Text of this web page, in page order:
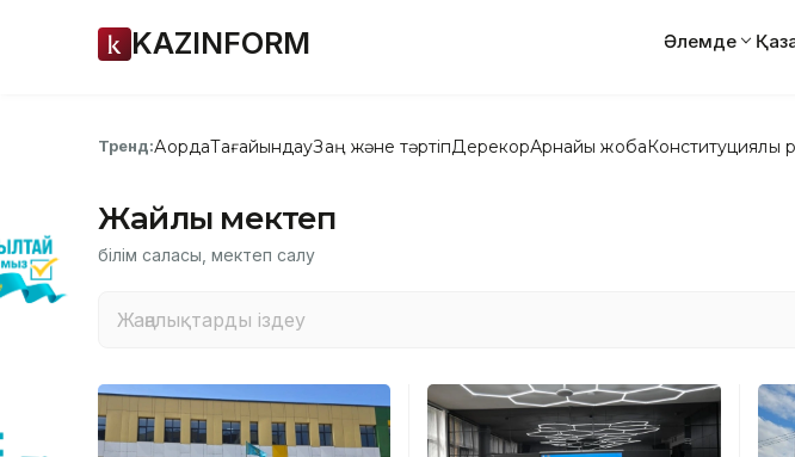
KAZINFORM Әлемде
Тренд:АқордаТағайындауЗаң және тәртіпДерекқорАрнайы жобаКонституциялық
Жайлы мектеп
білім саласы, мектеп салу